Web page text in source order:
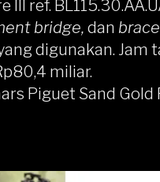
ref.
bridge, dan
digunakan. Jam
miliar.
Piguet Sand Gold